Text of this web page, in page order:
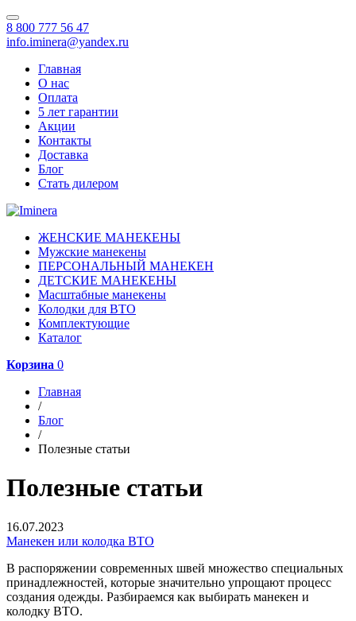
8 800 777 56 47
info.iminera@yandex.ru
Главная
О нас
Оплата
5 лет гарантии
Акции
Контакты
Доставка
Блог
Стать дилером
ЖЕНСКИЕ МАНЕКЕНЫ
Мужские манекены
ПЕРСОНАЛЬНЫЙ МАНЕКЕН
ДЕТСКИЕ МАНЕКЕНЫ
Масштабные манекены
Колодки для ВТО
Комплектующие
Каталог
Корзина 0
Главная
/
Блог
/
Полезные статьи
Полезные статьи
16.07.2023
Манекен или колодка ВТО
В распоряжении современных швей множество специальных
принадлежностей, которые значительно упрощают процесс
создания одежды. Разбираемся как выбирать манекен и
колодку ВТО.